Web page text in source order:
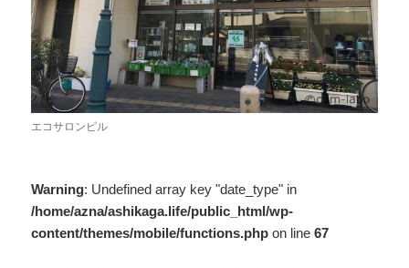
エコサロンビル
Warning: Undefined array key "date_type" in
/home/azna/ashikaga.life/public_html/wp-
content/themes/mobile/functions.php on line67